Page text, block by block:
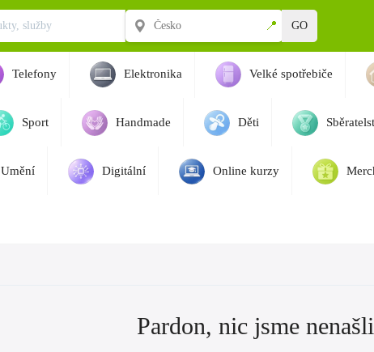
📍 GO
Telefony Elektronika Velké spotřebiče
Sport Handmade Děti
Umění Digitální Online kurzy
Pardon, nic jsme